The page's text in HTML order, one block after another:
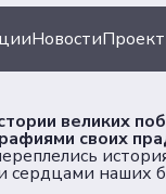
Новости
великих
своих
сердцами наших